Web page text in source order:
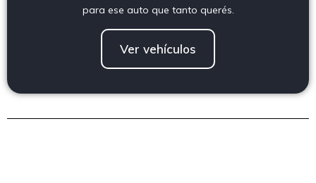
para ese auto que tanto querés.
Ver vehículos